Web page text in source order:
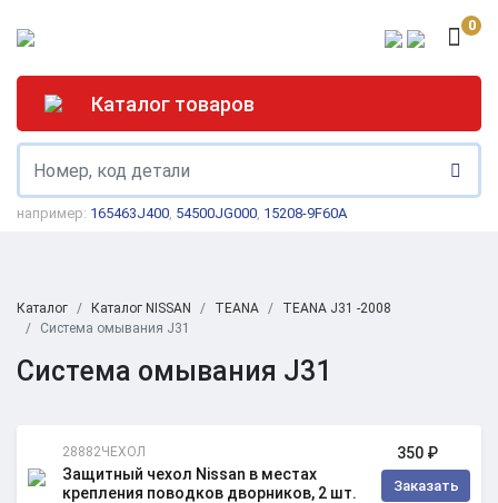
0
Каталог товаров
например: 165463J400, 54500JG000, 15208-9F60A
Каталог Каталог NISSAN TEANA
TEANA J31 -2008
Система омывания J31
Система омывания J31
28882ЧЕХОЛ
Защитный чехол Nissan в местах
крепления поводков дворников, 2 шт.
350 ₽
Заказать